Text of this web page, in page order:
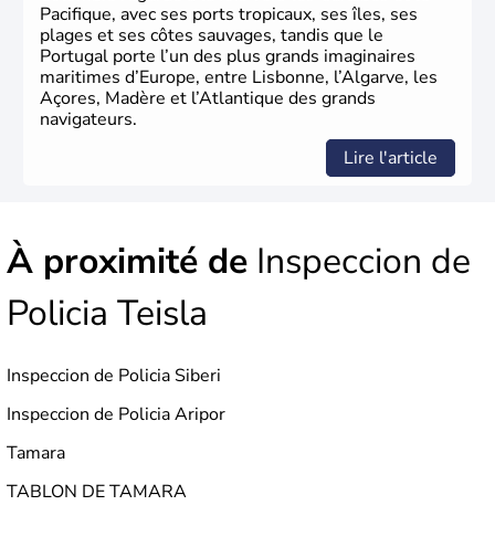
Pacifique, avec ses ports tropicaux, ses îles, ses
plages et ses côtes sauvages, tandis que le
Portugal porte l’un des plus grands imaginaires
maritimes d’Europe, entre Lisbonne, l’Algarve, les
Açores, Madère et l’Atlantique des grands
navigateurs.
Lire l'article
À proximité de Inspeccion de
Policia Teisla
Inspeccion de Policia Siberi
Inspeccion de Policia Aripor
Tamara
TABLON DE TAMARA